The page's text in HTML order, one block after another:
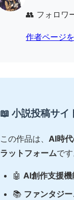
👥 フォロワ
作者ページ
📖 小説投稿サイ
この作品は、 AI時代
ラットフォームです
🤖 AI創作支援機
📚 ファンタジ